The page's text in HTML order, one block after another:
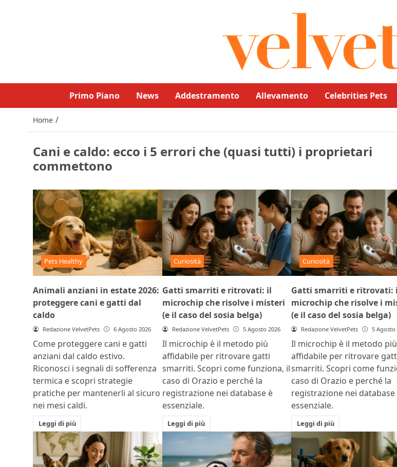
Primo Piano News Addestramento Allevamento Celebrities Pets
Home /
Cani e caldo: ecco i 5 errori che (quasi tutti) i proprietari
commettono
Pets Healthy
Animali anziani in estate 2026:
proteggere cani e gatti dal
caldo
Redazione VelvetPets 6 Agosto 2026
Come proteggere cani e gatti
anziani dal caldo estivo.
Riconosci i segnali di sofferenza
termica e scopri strategie
pratiche per mantenerli al sicuro
nei mesi caldi.
Leggi di più
Curiosità
Gatti smarriti e ritrovati: il
microchip che risolve i misteri
(e il caso del sosia belga)
Redazione VelvetPets 5 Agosto 2026
Il microchip è il metodo più
affidabile per ritrovare gatti
smarriti. Scopri come funziona, il
caso di Orazio e perché la
registrazione nei database è
essenziale.
Leggi di più
Curiosità
Gatti smarriti e ritrovati:
microchip che risolve i
(e il caso del sosia belga)
Redazione VelvetPets 5 Agosto
Il microchip è il metodo più
affidabile per ritrovare
smarriti. Scopri come
caso di Orazio e perché la
registrazione nei database
essenziale.
Leggi di più